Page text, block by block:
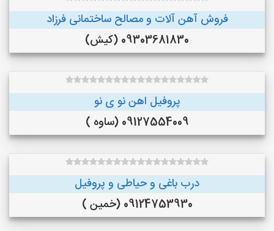
فروش آهن آلات و مصالح ساختمانی فرزاد
09303681830 (کیش)
پروفیل اهن نو ی نو
09127554009 (ساوه )
درب باغی و حیاطی و پروفیل
09124753930 (خمین )